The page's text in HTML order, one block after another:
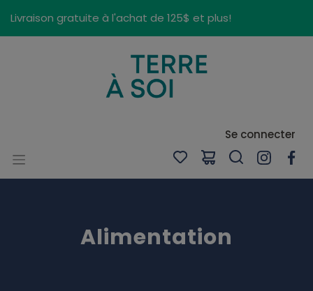
Livraison gratuite à l'achat de 125$ et plus!
Se connecter
Alimentation